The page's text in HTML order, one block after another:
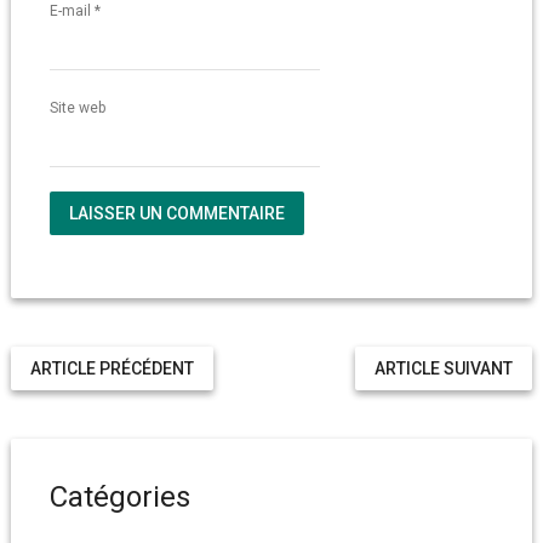
E-mail *
Site web
ARTICLE SUIVANT
ARTICLE PRÉCÉDENT
Catégories